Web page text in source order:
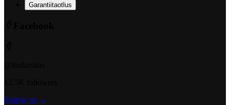
Garantiitaotlus
Follow us →